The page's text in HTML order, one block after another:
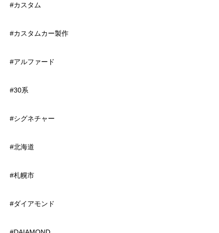
#カスタム
#カスタムカー製作
#アルファード
#30系
#シグネチャー
#北海道
#札幌市
#ダイアモンド